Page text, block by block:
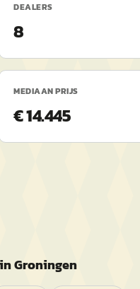
DEALERS
8
MEDIAAN PRIJS
€ 14.445
Groningen